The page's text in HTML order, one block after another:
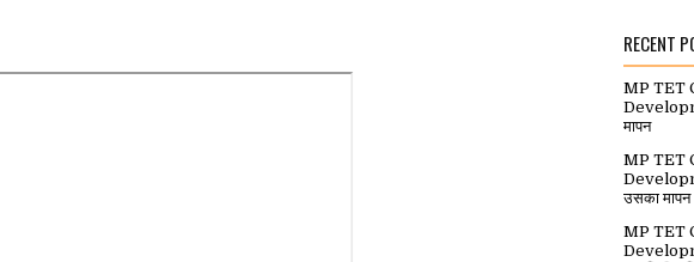
RECENT
MP TET
मापन
MP TET
उसका मापन
MP TET